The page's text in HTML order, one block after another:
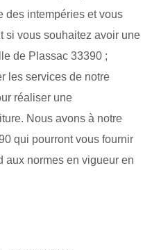
des intempéries et vous
si vous souhaitez avoir une
de Plassac 33390 ;
les services de notre
réaliser une
Nous avons à notre
qui pourront vous fournir
aux normes en vigueur en